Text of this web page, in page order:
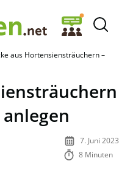
aus Hortensiensträuchern –
7. Juni 2023
8 Minuten